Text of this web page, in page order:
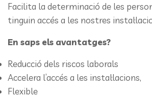
Facilita la determinació de les
tinguin accés a les nostres
En saps els avantatges?
Reducció dels riscos laborals
Accelera l’accés a les instal·lacions,
Flexible